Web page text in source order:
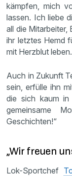
kämpfen, mich
lassen. Ich liebe
all die Mitarbeiter,
ihr letztes Hemd
mit Herzblut
Auch in Zukunft
sein, erfülle ihn
die sich kaum
gemeinsame
Geschichten!“
„Wir freuen
Lok-Sportchef